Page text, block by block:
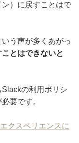
）に戻すことはで
う声が多くあがっ
とはできないと
の利用ポリシ
要です。
クスペリエンスに